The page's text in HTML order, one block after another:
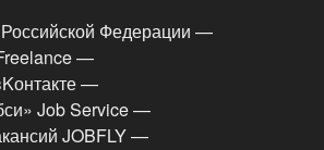
Федерации —
—
—
Job Service —
JOBFLY —